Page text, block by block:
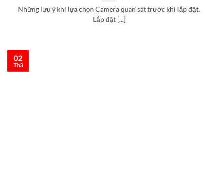
Những lưu ý khi lựa chọn Camera quan sát trước khi lắp đặt.
Lắp đặt [...]
02
Th3